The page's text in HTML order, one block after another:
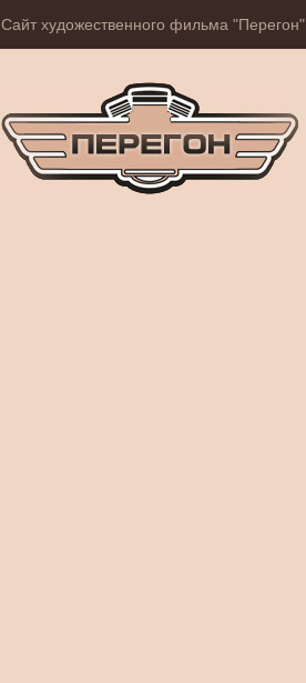
Сайт художественного фильма "Перегон"